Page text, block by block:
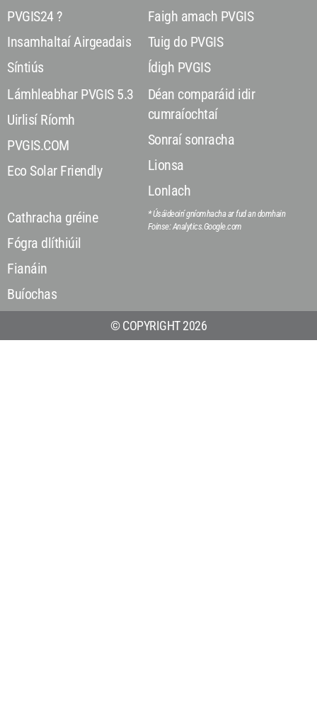
PVGIS24 ?
Insamhaltaí Airgeadais
Síntiús
Lámhleabhar PVGIS 5.3
Uirlisí Ríomh
PVGIS.COM
Eco Solar Friendly
Cathracha gréine
Fógra dlíthiúil
Fianáin
Buíochas
Faigh amach PVGIS
Tuig do PVGIS
Ídigh PVGIS
Déan comparáid idir
cumraíochtaí
Sonraí sonracha
Lionsa
Lonlach
* Úsáideoirí gníomhacha ar fud an domhain
Foinse: Analytics.Google.com
© COPYRIGHT 2026